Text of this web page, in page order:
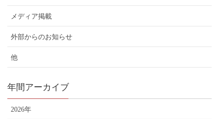
メディア掲載
外部からのお知らせ
他
年間アーカイブ
2026年